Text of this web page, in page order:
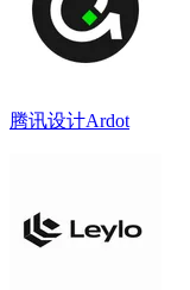
腾讯设计Ardot